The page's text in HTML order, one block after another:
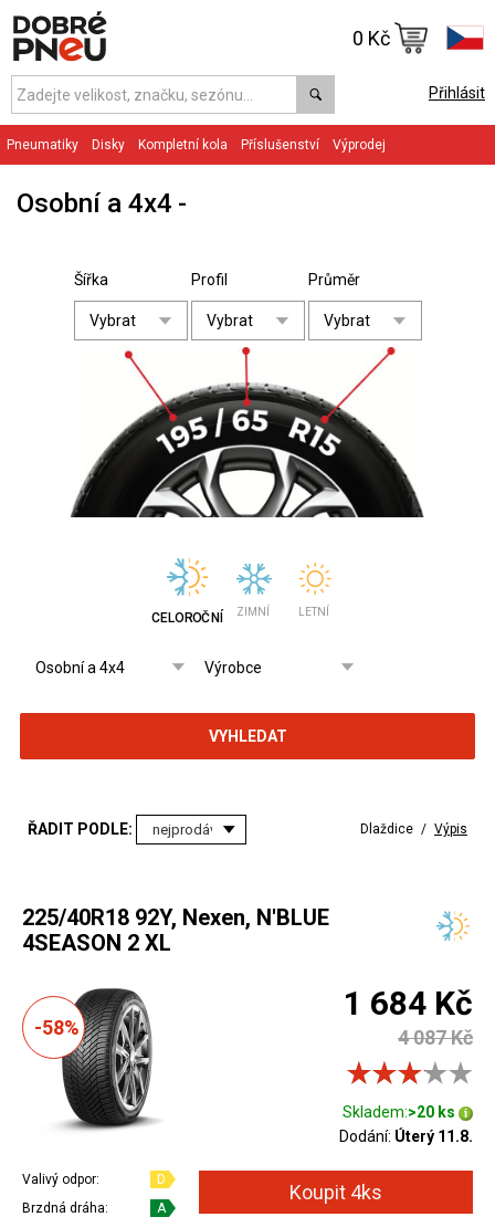
Přihlásit
0 Kč
Pneumatiky Disky Kompletní kola Příslušenství Výprodej
Osobní a 4x4
Šířka Profil Průměr
CELOROČNÍ ZIMNÍ LETNÍ
VYHLEDAT
ŘADIT PODLE: Dlaždice / Výpis
225/40R18 92Y, Nexen, N'BLUE
4SEASON 2 XL
-58%
1 684 Kč
4 087 Kč
Skladem:>20 ks
Dodání: Úterý 11.8.
Valivý odpor:
D
Brzdná dráha:
A